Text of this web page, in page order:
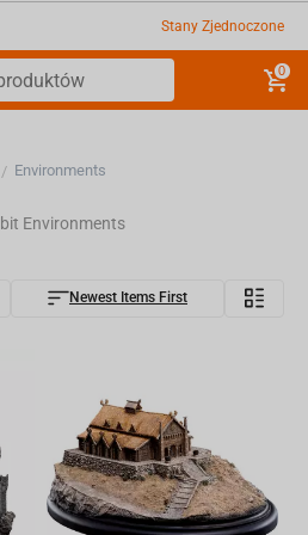
Stany Zjednoczone
0
/ Environments
Environments
Newest Items First